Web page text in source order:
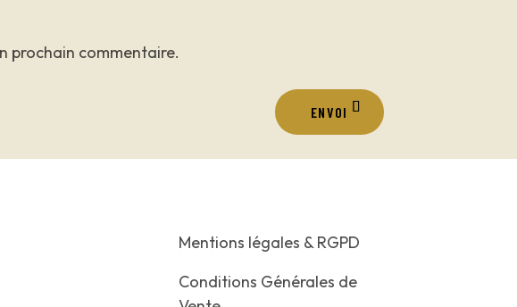
prochain commentaire.
ENVOI
Mentions légales & RGPD
Conditions Générales de